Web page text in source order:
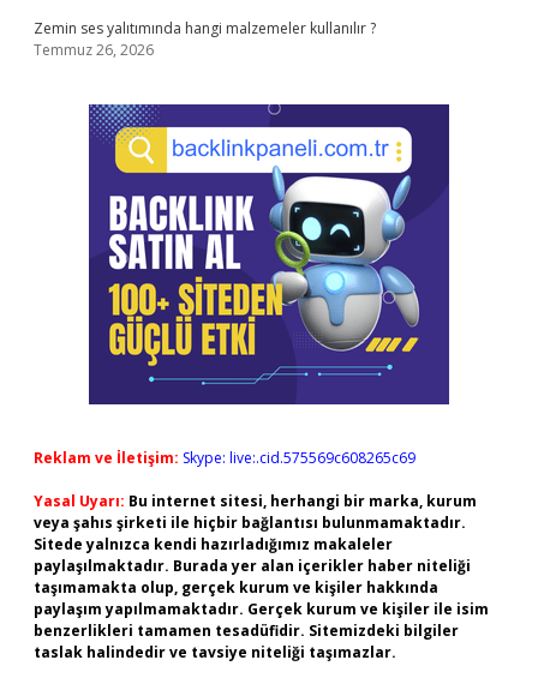
Zemin ses yalıtımında hangi malzemeler kullanılır ?
Temmuz 26, 2026
Reklam ve İletişim: Skype: live:.cid.575569c608265c69
Yasal Uyarı: Bu internet sitesi, herhangi bir marka, kurum
veya şahıs şirketi ile hiçbir bağlantısı bulunmamaktadır.
Sitede yalnızca kendi hazırladığımız makaleler
paylaşılmaktadır. Burada yer alan içerikler haber niteliği
taşımamakta olup, gerçek kurum ve kişiler hakkında
paylaşım yapılmamaktadır. Gerçek kurum ve kişiler ile isim
benzerlikleri tamamen tesadüfidir. Sitemizdeki bilgiler
taslak halindedir ve tavsiye niteliği taşımazlar.